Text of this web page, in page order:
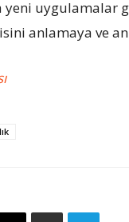
uygulamalar
anlamaya ve